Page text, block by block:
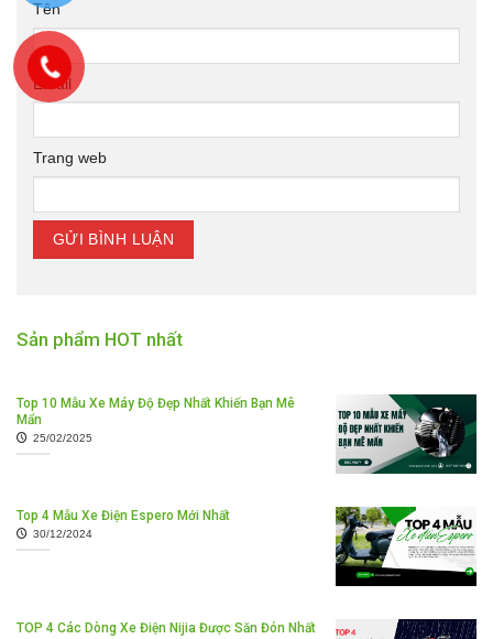
Tên
Email
Trang web
Sản phẩm HOT nhất
Top 10 Mẫu Xe Máy Độ Đẹp Nhất Khiến Bạn Mê
Mẩn
25/02/2025
Top 4 Mẫu Xe Điện Espero Mới Nhất
30/12/2024
TOP 4 Các Dòng Xe Điện Nijia Được Săn Đón Nhất